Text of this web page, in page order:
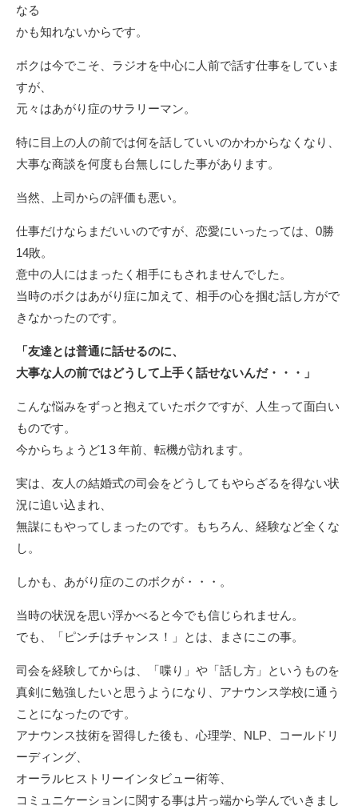
なる
かも知れないからです。
ボクは今でこそ、ラジオを中心に人前で話す仕事をしていま
すが、
元々はあがり症のサラリーマン。
特に目上の人の前では何を話していいのかわからなくなり、
大事な商談を何度も台無しにした事があります。
当然、上司からの評価も悪い。
仕事だけならまだいいのですが、恋愛にいったっては、0勝
14敗。
意中の人にはまったく相手にもされませんでした。
当時のボクはあがり症に加えて、相手の心を掴む話し方がで
きなかったのです。
「友達とは普通に話せるのに、
大事な人の前ではどうして上手く話せないんだ・・・」
こんな悩みをずっと抱えていたボクですが、人生って面白い
ものです。
今からちょうど1３年前、転機が訪れます。
実は、友人の結婚式の司会をどうしてもやらざるを得ない状
況に追い込まれ、
無謀にもやってしまったのです。もちろん、経験など全くな
し。
しかも、あがり症のこのボクが・・・。
当時の状況を思い浮かべると今でも信じられません。
でも、「ピンチはチャンス！」とは、まさにこの事。
司会を経験してからは、「喋り」や「話し方」というものを
真剣に勉強したいと思うようになり、アナウンス学校に通う
ことになったのです。
アナウンス技術を習得した後も、心理学、NLP、コールドリ
ーディング、
オーラルヒストリーインタビュー術等、
コミュニケーションに関する事は片っ端から学んでいきまし